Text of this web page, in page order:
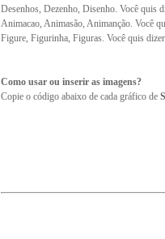
Desenhos, Dezenho, Disenho. Você quis
Animacao, Animasão, Animanção. Você
Figure, Figurinha, Figuras. Você quis
Como usar ou inserir as imagens?
Copie o código abaixo de cada gráfico de